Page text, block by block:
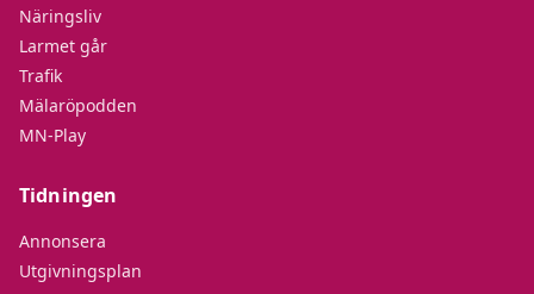
Näringsliv
Larmet går
Trafik
Mälaröpodden
MN-Play
Tidningen
Annonsera
Utgivningsplan